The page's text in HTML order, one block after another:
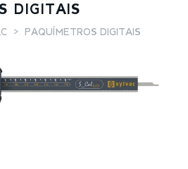
DIGITAIS
PAQUÍMETROS DIGITAIS